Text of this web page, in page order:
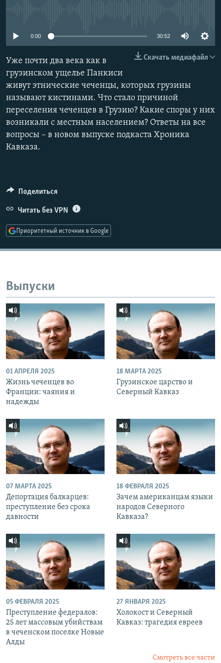
Все сайты РСЕ/РС
0:00 30:52
Скачать медиафайл
Уже почти два века как в
грузинском ущелье Панкиси
живут этнические чеченцы, которых грузины
называют кистинами. Что стало причиной
переселения чеченцев в Грузию? Какие споры у них
возникали с местным населением? Ответы на все
вопросы – в новом выпуске подкаста Хроника
Кавказа.
Поделиться
Читать без VPN
Приоритетный источник в Google
Выпуски
01 АПРЕЛЯ 2025
Жизнь чеченцев во
Франции: чаяния и
надежды
18 МАРТА 2025
Грузинское царство и
Северный Кавказ
07 МАРТА 2025
Депортация балкарцев:
преступление без срока
давности
18 ФЕВРАЛЯ 2025
Зачем американцам языки
народов Северного
Кавказа?
05 ФЕВРАЛЯ 2025
Преступление федералов:
25 лет массовым убийствам
в чеченском поселке Новые
Алды
27 ЯНВАРЯ 2025
Холокост и Северный
Кавказ: трагедия евреев
Смотреть все части